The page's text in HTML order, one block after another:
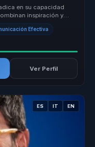
en su capacidad
inspiración y
Efectiva
Ver Perfil
ES IT EN